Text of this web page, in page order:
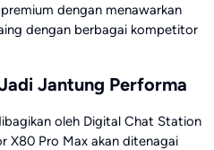
dengan menawarkan
dengan berbagai kompetitor
Jantung Performa
oleh Digital Chat Station
X80 Pro Max akan ditenagai